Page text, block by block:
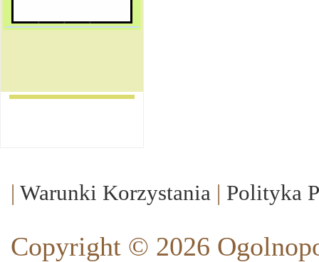
| Warunki Korzystania | Polityka
Copyright © 2026